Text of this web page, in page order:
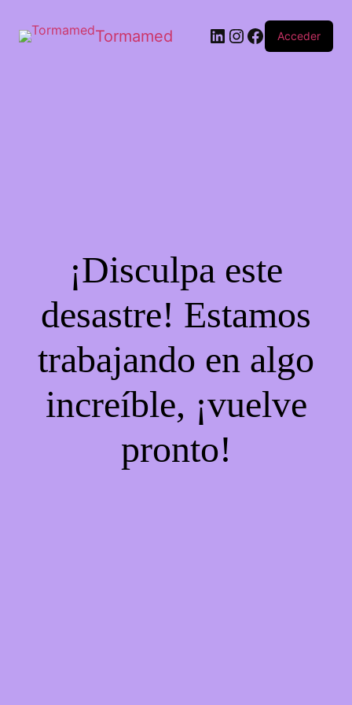
Tormamed Acceder
¡Disculpa este
desastre! Estamos
trabajando en algo
increíble, ¡vuelve
pronto!